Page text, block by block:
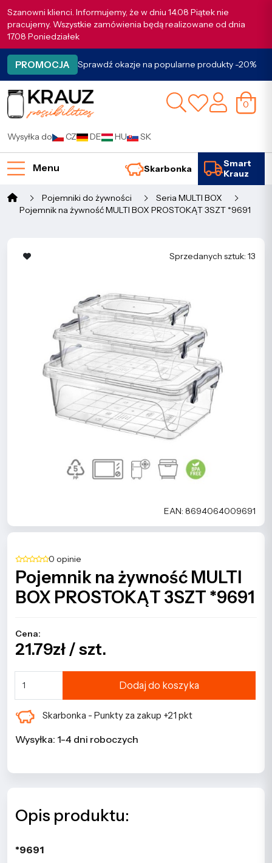
Szanowni klienci. Informujemy, że w dniu 14.08 Piątek nie
pracujemy. Wszystkie zamówienia będą realizowane od dnia
17.08 Poniedziałek
PROMOCJA Sprawdź okazje na popularne produkty -20%
0
Wysyłka do CZ DE HU SK
Menu Skarbonka
Smart
Krauz
Pojemniki do żywności
Seria MULTI BOX
Pojemnik na żywność MULTI BOX PROSTOKĄT 3SZT *9691
Sprzedanych sztuk: 13
EAN: 8694064009691
0 opinie
Pojemnik na żywność MULTI
BOX PROSTOKĄT 3SZT *9691
Cena:
21.79zł / szt.
Dodaj do koszyka
Skarbonka - Punkty za zakup +21 pkt
Wysyłka: 1-4 dni roboczych
Opis produktu:
*9691